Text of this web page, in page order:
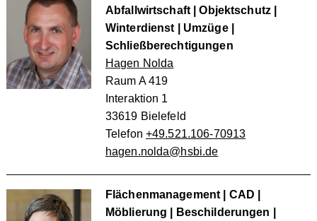
Abfallwirtschaft | Objektschutz |
Winterdienst | Umzüge |
Schließberechtigungen
Hagen Nolda
Raum A 419
Interaktion 1
33619 Bielefeld
Telefon +49.521.106-70913
hagen.nolda@hsbi.de
Flächenmanagement | CAD |
Möblierung | Beschilderungen |